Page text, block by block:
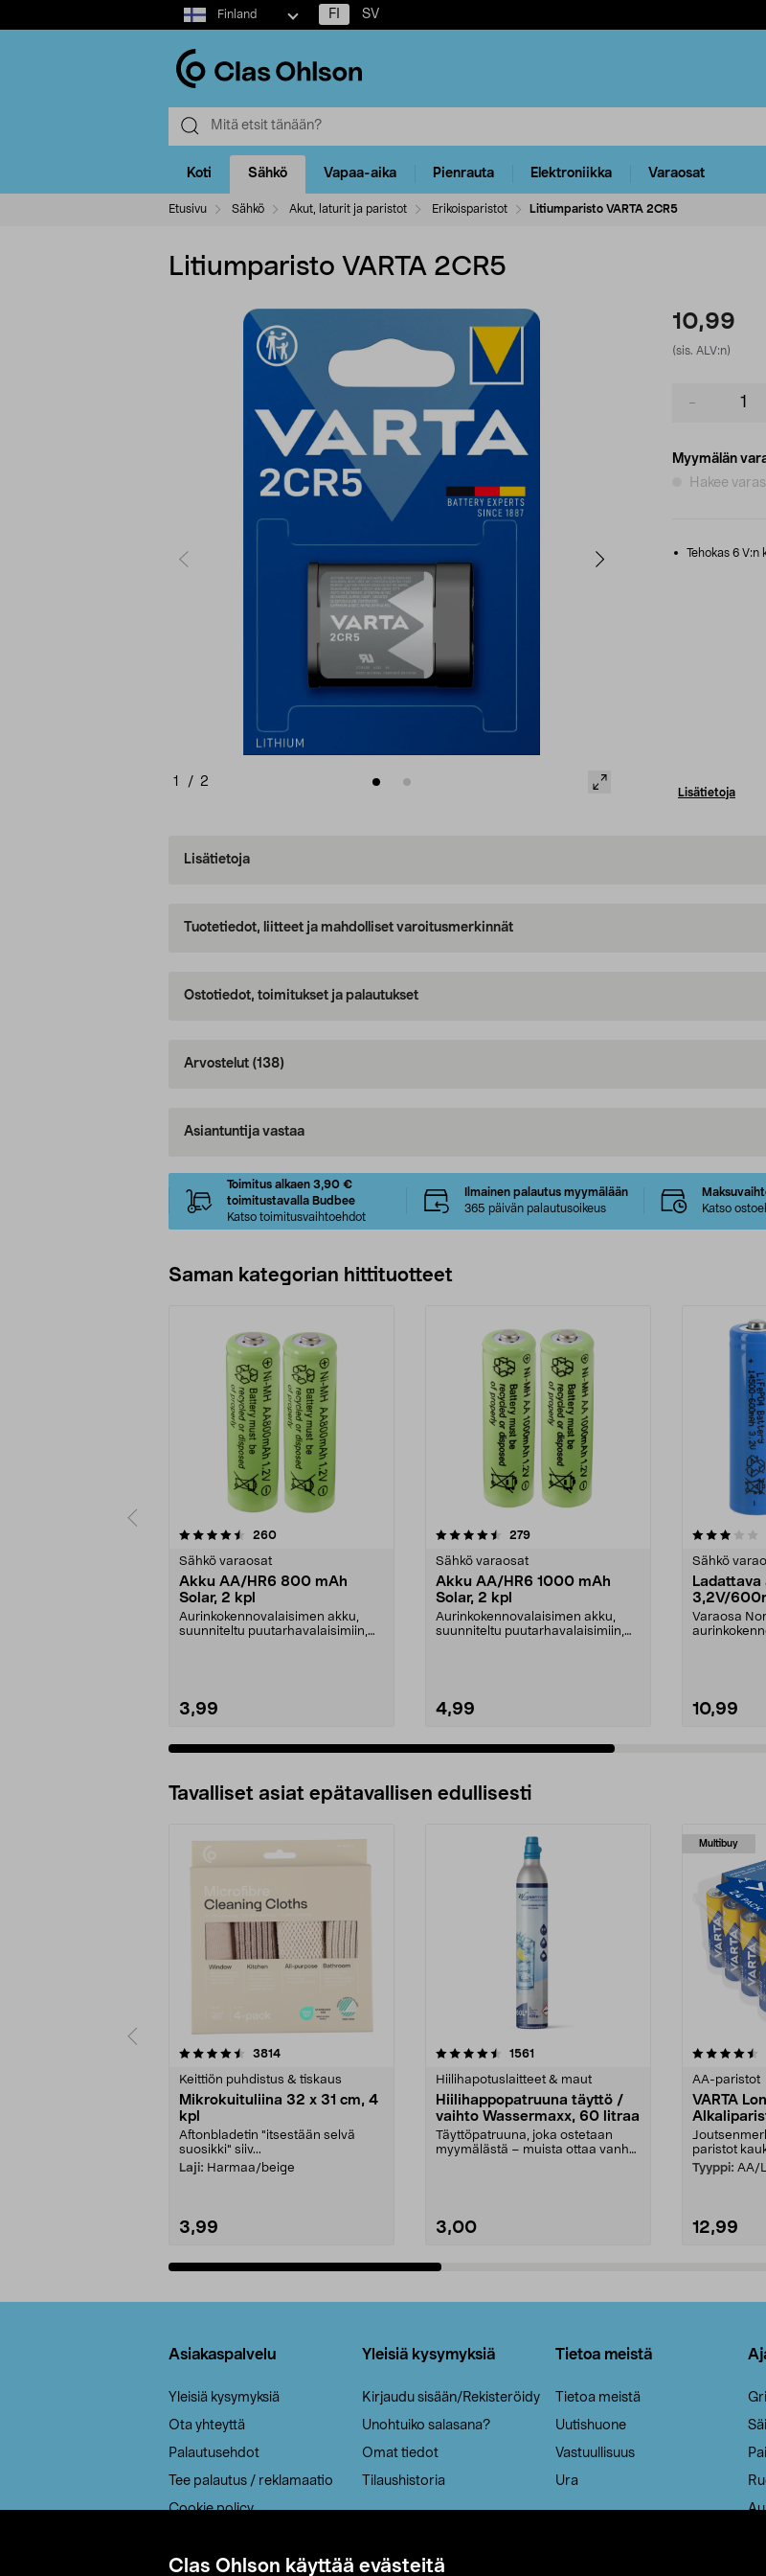
Clas Ohlson käyttää evästeitä
Select
market
Finland FI SV
Koti Sähkö Vapaa-aika Pienrauta Elektroniikka Varaosat
Etusivu Sähkö Akut, laturit ja paristot Erikoisparistot Litiumparisto VARTA 2CR5
Litiumparisto VARTA 2CR5
1 / 2
10,99
(sis. ALV:n)
Myymälän
Hakee
Tehokas 6 V:n
Lisätietoja
Lisätietoja
Tuotetiedot, liitteet ja mahdolliset varoitusmerkinnät
Ostotiedot, toimitukset ja palautukset
Arvostelut (138)
Asiantuntija vastaa
Toimitus alkaen 3,90 €
toimitustavalla Budbee
Katso toimitusvaihtoehdot
Ilmainen palautus myymälään
365 päivän palautusoikeus
Katso
Saman kategorian hittituotteet
260arvostelut
Sähkö varaosat
Akku AA/HR6 800 mAh
Solar, 2 kpl
Aurinkokennovalaisimen akku,
suunniteltu puutarhavalaisimiin,
3,99
4.5 viidestä
279arvostelut
Sähkö varaosat
Akku AA/HR6 1000 mAh
Solar, 2 kpl
Aurinkokennovalaisimen akku,
suunniteltu puutarhavalaisimiin,
4,99
3.0 viidestä
Sähkö
3,2V/
kpl
Varaosa
10,99
Tavalliset asiat epätavallisen edullisesti
3814arvostelut
Keittiön puhdistus & tiskaus
Mikrokuituliina 32 x 31 cm, 4
kpl
Aftonbladetin "itsestään selvä
suosikki" siiv...
Laji: Harmaa/beige
3,99
4.5viidestä
1561
Hiilihapotuslaitteet & maut
Hiilihappopatruuna täyttö /
vaihto Wassermaxx, 60 litraa
Täyttöpatruuna, joka ostetaan
myymälästä – muista ottaa vanha
3,00
Multibuy
4.5viidestä
AA-paristot
VARTA
paristot
Tyyppi: AA/
12,99
Asiakaspalvelu
Yleisiä kysymyksiä
Ota yhteyttä
Palautusehdot
Tee palautus / reklamaatio
Cookie policy
Saavutettavuus
Yleisiä kysymyksiä
Kirjaudu sisään/Rekisteröidy
Unohtuiko salasana?
Omat tiedot
Tilaushistoria
Tietoa meistä
Tietoa meistä
Uutishuone
Vastuullisuus
Ura